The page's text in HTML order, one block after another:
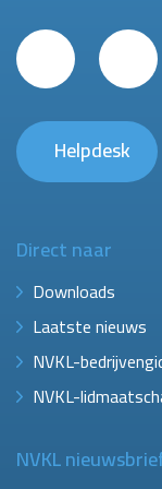
Helpdesk
Direct naar
Downloads
Laatste nieuws
NVKL-
NVKL-
NVKL